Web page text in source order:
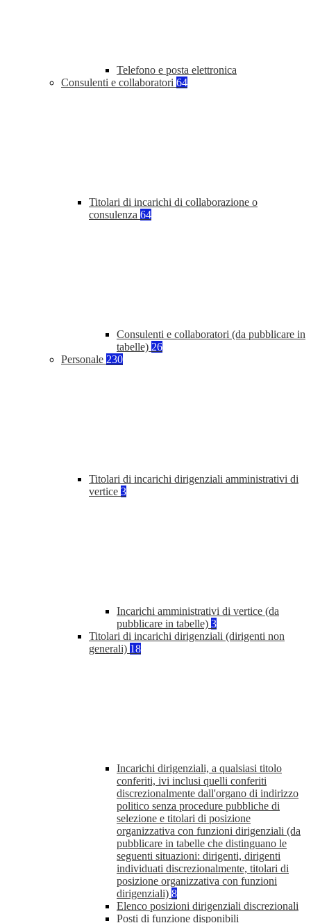
Telefono e posta elettronica
Consulenti e collaboratori 64
Titolari di incarichi di collaborazione o
consulenza 64
Consulenti e collaboratori (da pubblicare in
tabelle) 26
Personale 230
Titolari di incarichi dirigenziali amministrativi di
vertice 3
Incarichi amministrativi di vertice (da
pubblicare in tabelle) 3
Titolari di incarichi dirigenziali (dirigenti non
generali) 18
Incarichi dirigenziali, a qualsiasi titolo
conferiti, ivi inclusi quelli conferiti
discrezionalmente dall'organo di indirizzo
politico senza procedure pubbliche di
selezione e titolari di posizione
organizzativa con funzioni dirigenziali (da
pubblicare in tabelle che distinguano le
seguenti situazioni: dirigenti, dirigenti
individuati discrezionalmente, titolari di
posizione organizzativa con funzioni
dirigenziali) 8
Elenco posizioni dirigenziali discrezionali
Posti di funzione disponibili